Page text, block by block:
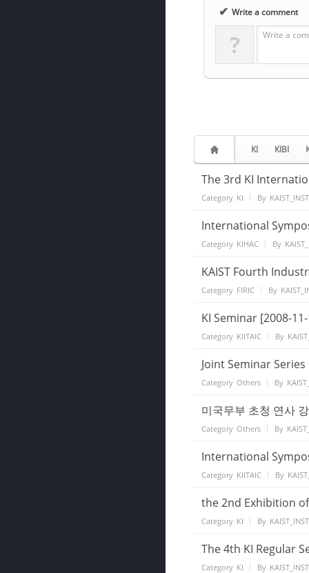
✔ Write a comment
? Write a
KI KIBI
The 3rd KI
Category KI By
International
Category KIHAC By
KAIST Fourth
Category FIRIC By
KI Seminar [2008-
Category KIITAIC By
Joint Seminar
Category Others By
미국무부 초청 연사
Category Others By
International
Category KIITAIC By
the 2nd Exhibition
Category KI By
The 4th KI Regular
Category KI By